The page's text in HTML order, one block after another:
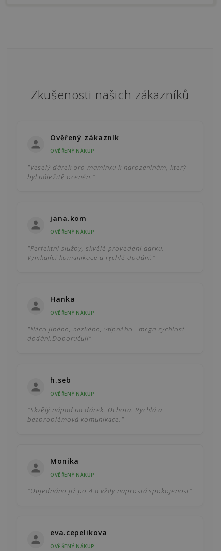
Zkušenosti našich zákazníků
Ověřený zákazník
OVĚŘENÝ NÁKUP
"Veselý dárek pro maminku k narozeninám, který
byl náležitě oceněn."
jana.kom
OVĚŘENÝ NÁKUP
"Perfektní služby, skvělé provedení darku.
Vynikající komunikace a rychlé dodání."
Hanka
OVĚŘENÝ NÁKUP
"Něco jiného, hezkého, vtipného...mega rychlost
dodání.Doporučuji"
h.seb
OVĚŘENÝ NÁKUP
"Skvělý nápad na dárek. Ochota. Rychlá a
bezproblémová komunikace."
Monika
OVĚŘENÝ NÁKUP
"Objednáno již po 4 a vždy naprostá spokojenost"
eva.cepelikova
OVĚŘENÝ NÁKUP